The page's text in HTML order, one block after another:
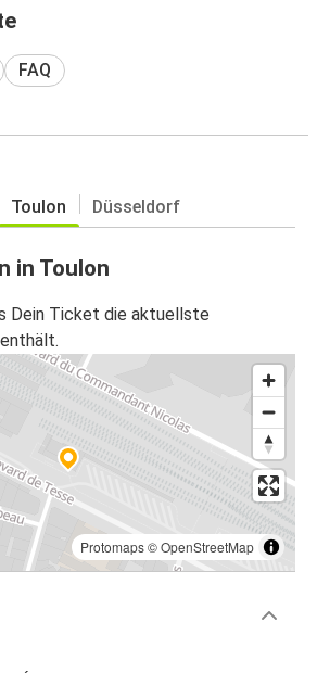
FAQ
Toulon Düsseldorf
in Toulon
Dein Ticket die aktuellste
Protomaps©OpenStreetMap